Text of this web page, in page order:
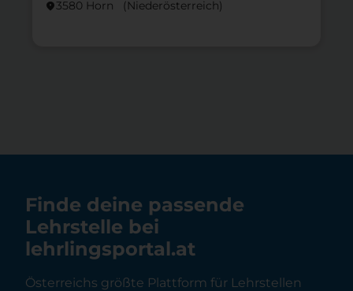
location_on3580 Horn (Nieder­österreich)
Finde deine passende
Lehrstelle bei
lehrlingsportal.at
Österreichs größte Plattform für Lehrstellen